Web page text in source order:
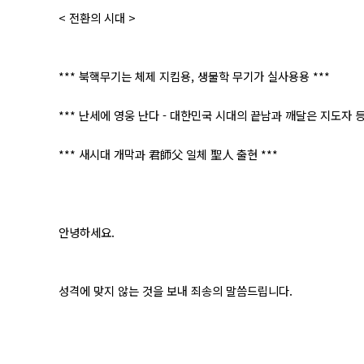
< 전환의 시대 >
*** 북핵무기는 체제 지킴용, 생물학 무기가 실사용용 ***
*** 난세에 영웅 난다 - 대한민국 시대의 끝남과 깨달은 지도자
*** 새시대 개막과 君師父 일체 聖人 출현 ***
안녕하세요.
성격에 맞지 않는 것을 보내 죄송의 말씀드립니다.